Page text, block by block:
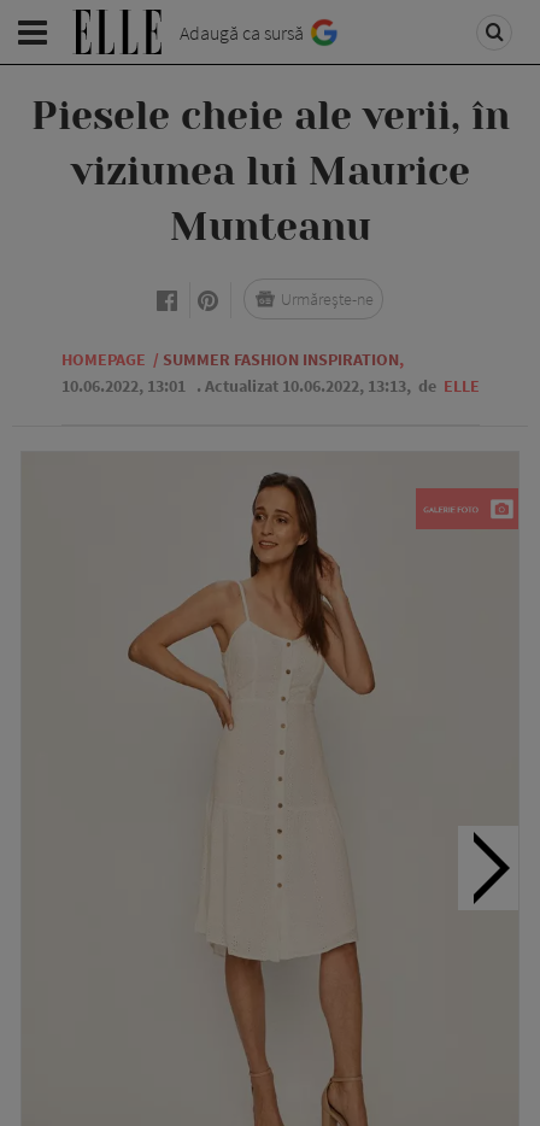
Adaugă ca sursă
Piesele cheie ale verii, în
viziunea lui Maurice
Munteanu
HOMEPAGE / SUMMER FASHION INSPIRATION,
10.06.2022, 13:01 . Actualizat 10.06.2022, 13:13, de ELLE
Urmărește-ne